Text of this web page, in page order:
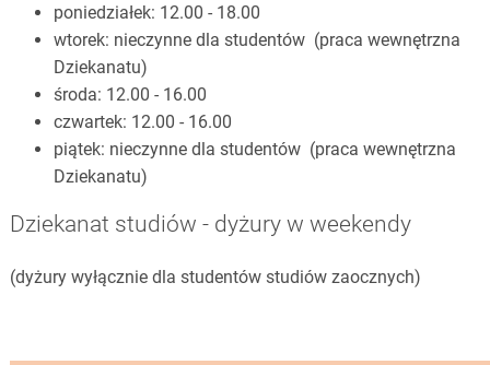
poniedziałek: 12.00 - 18.00
wtorek: nieczynne dla studentów (praca wewnętrzna
Dziekanatu)
środa: 12.00 - 16.00
czwartek: 12.00 - 16.00
piątek: nieczynne dla studentów (praca wewnętrzna
Dziekanatu)
Dziekanat studiów - dyżury w weekendy
(dyżury wyłącznie dla studentów studiów zaocznych)